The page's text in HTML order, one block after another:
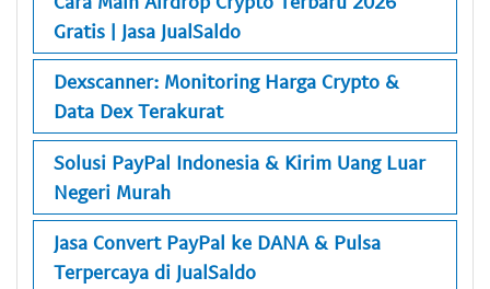
Gratis | Jasa JualSaldo
Dexscanner: Monitoring Harga Crypto &
Data Dex Terakurat
Solusi PayPal Indonesia & Kirim Uang Luar
Negeri Murah
Jasa Convert PayPal ke DANA & Pulsa
Terpercaya di JualSaldo